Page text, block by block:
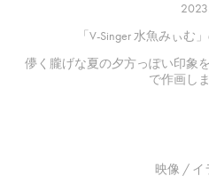
「V-Singer 水魚みぃむ
儚く朧げな夏の夕方っぽい印象
で作画し
映像 / イ